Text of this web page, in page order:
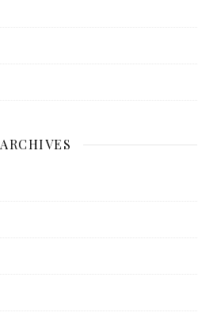
ARCHIVES